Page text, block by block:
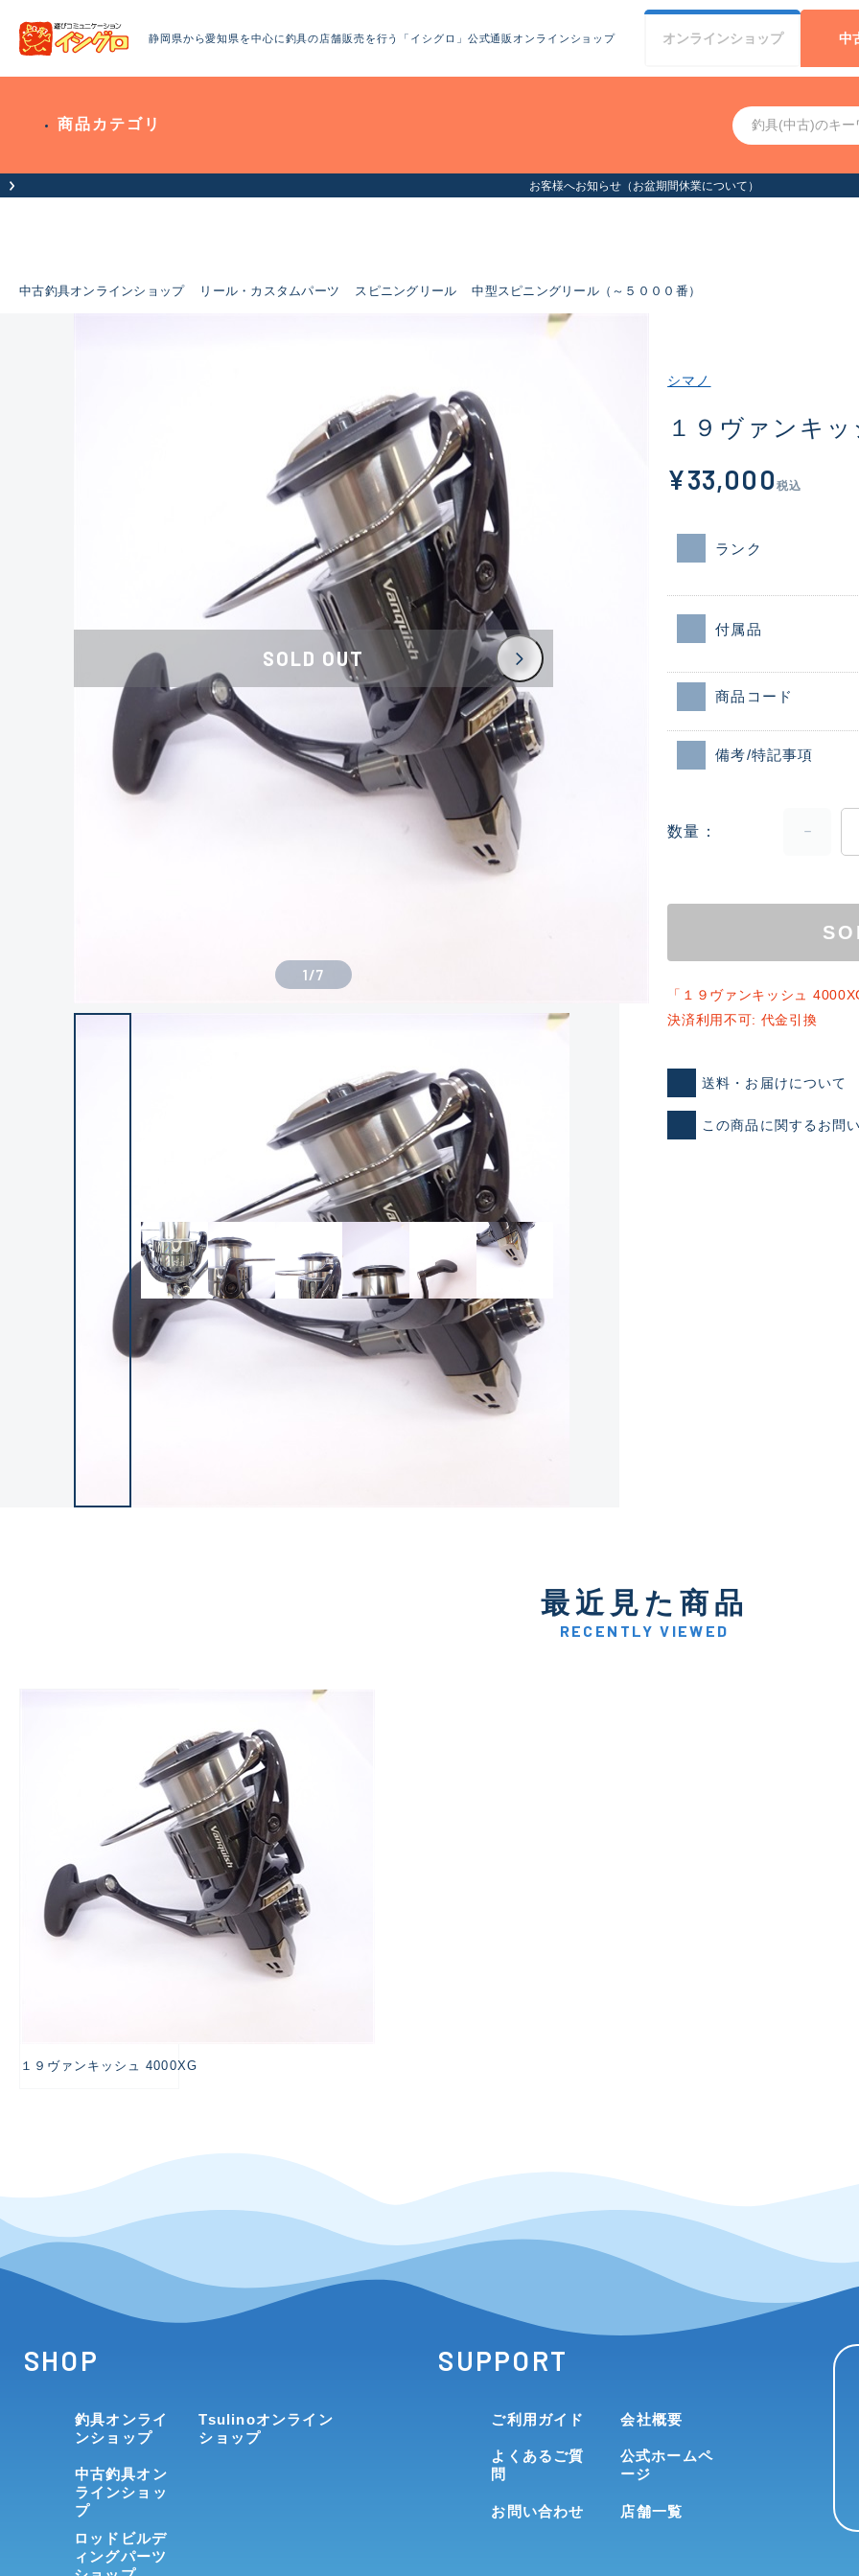
静岡県から愛知県を中心に釣具の店舗販売を行う「イシグロ」公式通販オンラインショップ オンラインショップ 中
商品カテゴリ
お客様へお知らせ（お盆期間休業について）
中古釣具オンラインショップ リール・カスタムパーツ スピニングリール 中型スピニングリール（～５０００番）
ランクとは？
良
C-
い品
SOLD OUT
1/7
シマノ
１９ヴァンキ
¥33,000 税込
ランク
付属品
商品コード
備考/特記事項
数量
「１９ヴァンキッシュ
決済利用不可: 代金引換
送料・お届けについて
この商品に関するお問
最近見た商品
RECENTLY VIEWED
１９ヴァンキッシュ 4000XG
SHOP
釣具オンライ
ンショップ
中古釣具オン
ラインショッ
プ
ロッドビルデ
ィングパーツ
Tsulinoオンライン
ショップ
SUPPORT
ご利用ガイド
よくあるご質
問
お問い合わせ
会社概要
公式ホームペ
ージ
店舗一覧